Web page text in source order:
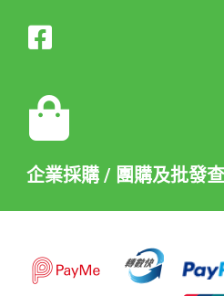
企業採購 / 團購及批發